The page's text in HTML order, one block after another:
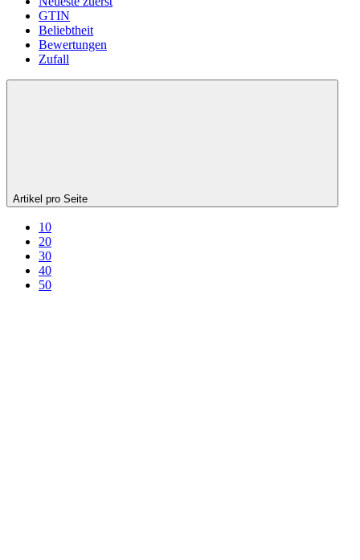
GTIN
Beliebtheit
Bewertungen
Zufall
Artikel pro Seite
10
20
30
40
50